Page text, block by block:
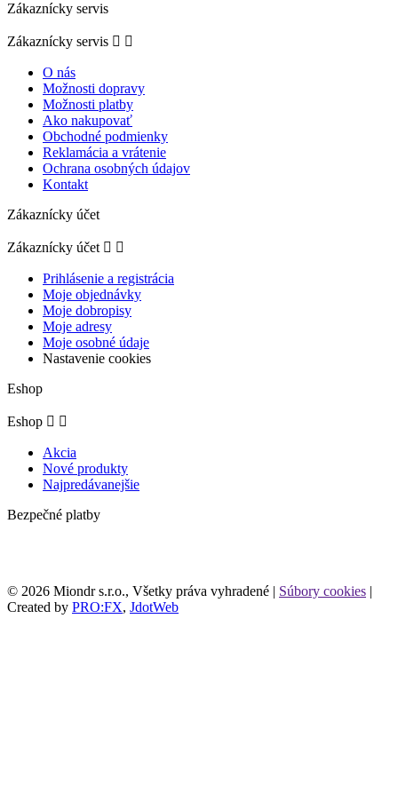
Zákaznícky servis
Zákaznícky servis  
O nás
Možnosti dopravy
Možnosti platby
Ako nakupovať
Obchodné podmienky
Reklamácia a vrátenie
Ochrana osobných údajov
Kontakt
Zákaznícky účet
Zákaznícky účet  
Prihlásenie a registrácia
Moje objednávky
Moje dobropisy
Moje adresy
Moje osobné údaje
Nastavenie cookies
Eshop
Eshop  
Akcia
Nové produkty
Najpredávanejšie
Bezpečné platby
© 2026 Miondr s.r.o., Všetky práva vyhradené | Súbory cookies |
Created by PRO:FX, JdotWeb